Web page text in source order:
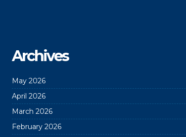
Archives
May 2026
April 2026
March 2026
February 2026